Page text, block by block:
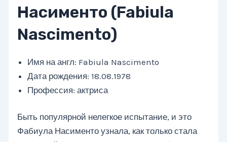
Насименто (Fabiula
Nascimento)
Имя на англ: Fabiula Nascimento
Дата рождения: 18.08.1978
Профессия: актриса
Быть популярной нелегкое испытание, и это
Фабиула Насименто узнала, как только стала